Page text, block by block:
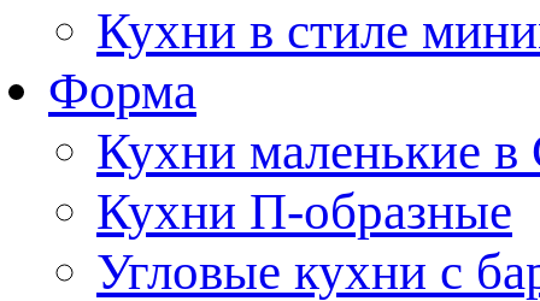
Кухни в стиле
Форма
Кухни маленькие в
Кухни П-образные
Угловые кухни с